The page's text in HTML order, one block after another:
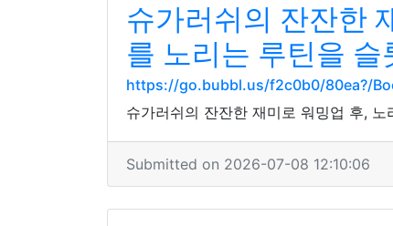
슈가러쉬의 잔잔한
를 노리는 루틴을
https://go.bubbl.us/f2c0b0/80ea?/
슈가러쉬의 잔잔한 재미로 워밍업 후,
Submitted on 2026-07-08 12:10:06